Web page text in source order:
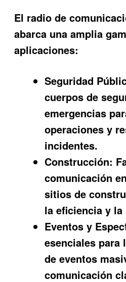
El radio de
abarca una amplia
aplicaciones:
Seguridad
cuerpos de
emergencias
operaciones y
incidentes.
Construcción:
comunicación
sitios de
la eficiencia y la
Eventos y
esenciales para
de eventos
comunicación